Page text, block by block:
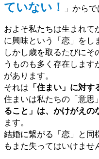
ていない！
」から
およそ私たちは生まれて
に興味という「恋」をし
しかし歳を取るたびに
うものも多く存在しま
があります。
それは 「住まい」に対す
住まいは私たちの「意思
ること」は、かけがえの
ます。
結婚に繋がる「恋」と同
もまた失ってはいけませ